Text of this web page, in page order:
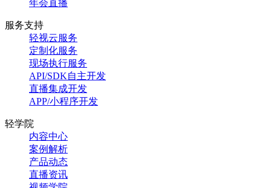
年会直播
服务支持
轻视云服务
定制化服务
现场执行服务
API/SDK自主开发
直播集成开发
APP/小程序开发
轻学院
内容中心
案例解析
产品动态
直播资讯